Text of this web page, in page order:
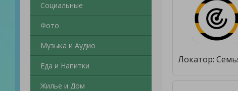
Социальные
Фото
Музыка и Аудио
Еда и Напитки
Жилье и Дом